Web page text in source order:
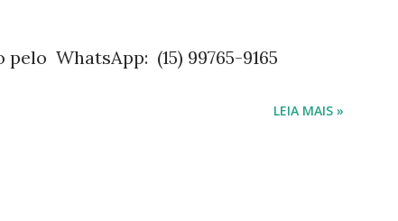
Mensagens Diárias 6 -
O livro mensagens diárias traz
também escreve para o Presente
WhatsApp: (15) 99765-9165
LEIA MAIS »